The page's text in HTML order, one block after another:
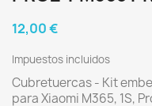
12,00 €
Impuestos incluidos
Cubretuercas - Kit
para Xiaomi M365, 1S,